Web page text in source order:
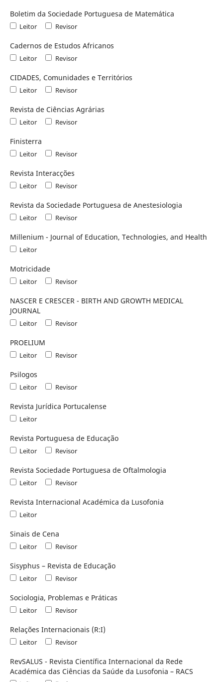
Boletim da Sociedade Portuguesa de Matemática
Leitor Revisor
Cadernos de Estudos Africanos
Leitor Revisor
CIDADES, Comunidades e Territórios
Leitor Revisor
Revista de Ciências Agrárias
Leitor Revisor
Finisterra
Leitor Revisor
Revista Interacções
Leitor Revisor
Revista da Sociedade Portuguesa de Anestesiologia
Leitor Revisor
Millenium - Journal of Education, Technologies, and Health
Leitor
Motricidade
Leitor Revisor
NASCER E CRESCER - BIRTH AND GROWTH MEDICAL
JOURNAL
Leitor Revisor
PROELIUM
Leitor Revisor
Psilogos
Leitor Revisor
Revista Jurídica Portucalense
Leitor
Revista Portuguesa de Educação
Leitor Revisor
Revista Sociedade Portuguesa de Oftalmologia
Leitor Revisor
Revista Internacional Académica da Lusofonia
Leitor
Sinais de Cena
Leitor Revisor
Sisyphus – Revista de Educação
Leitor Revisor
Sociologia, Problemas e Práticas
Leitor Revisor
Relações Internacionais (R:I)
Leitor Revisor
RevSALUS - Revista Científica Internacional da Rede
Académica das Ciências da Saúde da Lusofonia – RACS